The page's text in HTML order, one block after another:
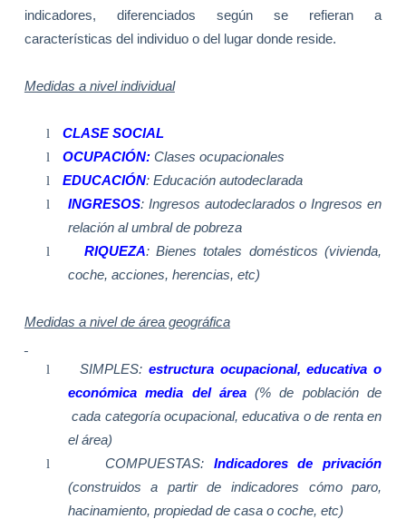
indicadores, diferenciados según se refieran a
características del individuo o del lugar donde reside.
Medidas a nivel individual
l
CLASE SOCIAL
l
OCUPACIÓN:Clases ocupacionales
l
EDUCACIÓN: Educación autodeclarada
l
INGRESOS: Ingresos autodeclarados o Ingresos en
relación al umbral de pobreza
l
RIQUEZA: Bienes totales domésticos (vivienda,
coche, acciones, herencias, etc)
Medidas a nivel de área geográfica
l SIMPLES: estructura ocupacional, educativa o
económica media del área(% de población de
cada categoría ocupacional, educativa o de renta en
el área)
l
COMPUESTAS: Indicadores de privación
(construidos a partir de indicadores cómo paro,
hacinamiento, propiedad de casa o coche, etc)